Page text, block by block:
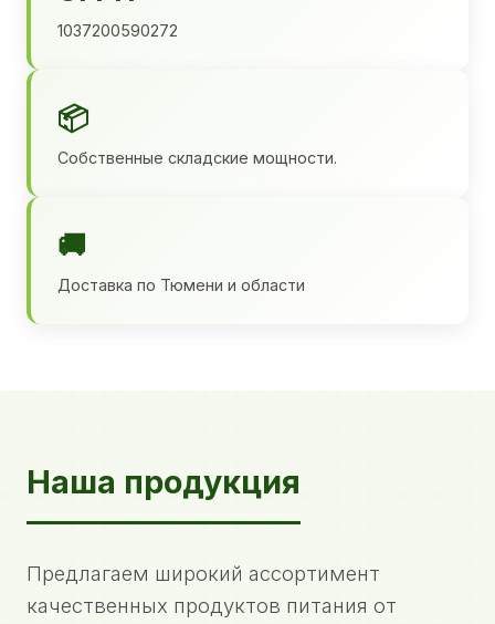
1037200590272
📦
Собственные складские мощности.
🚚
Доставка по Тюмени и области
Наша продукция
Предлагаем широкий ассортимент
качественных продуктов питания от